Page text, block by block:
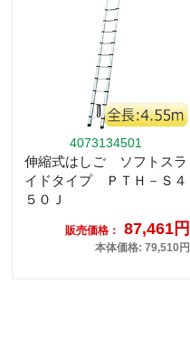
4073134501
伸縮式はしご ソフトスラ
イドタイプ ＰＴＨ－Ｓ４
５０Ｊ
販売価格： 87,461円
本体価格: 79,510円